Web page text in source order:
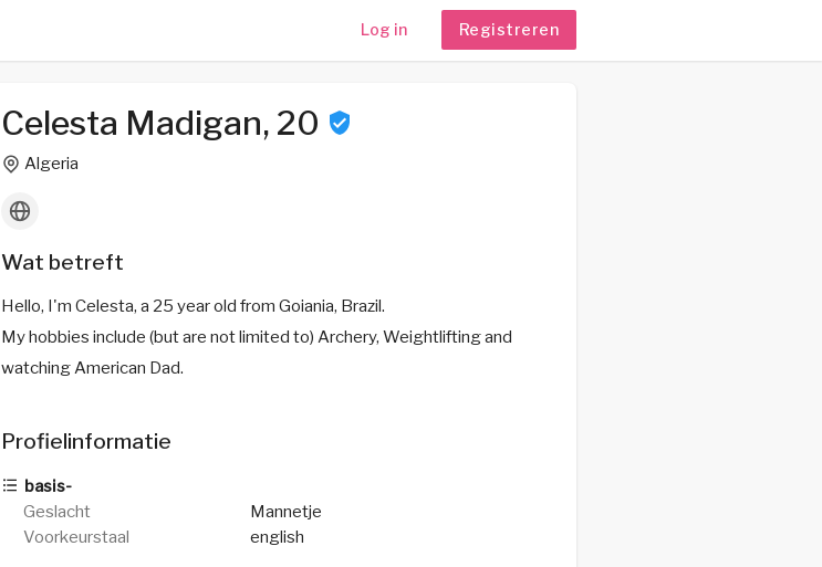
Log in Registreren
Celesta Madigan, 20
Algeria
Wat betreft
Hello, I'm Celesta, a 25 year old from Goiania, Brazil.
My hobbies include (but are not limited to) Archery, Weightlifting and
watching American Dad.
Profielinformatie
basis-
Geslacht
Mannetje
Voorkeurstaal
english